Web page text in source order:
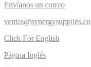
Envíanos un correo
ventas@synergysupplies.co
Click For English
Página Inglés